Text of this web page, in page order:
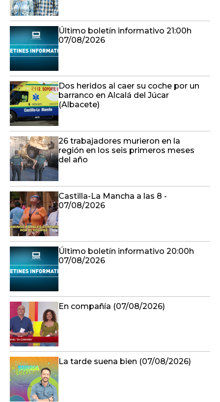
Último boletín informativo 21:00h
07/08/2026
Dos heridos al caer su coche por un
barranco en Alcalá del Júcar
(Albacete)
26 trabajadores murieron en la
región en los seis primeros meses
del año
Castilla-La Mancha a las 8 -
07/08/2026
Último boletín informativo 20:00h
07/08/2026
En compañía (07/08/2026)
La tarde suena bien (07/08/2026)